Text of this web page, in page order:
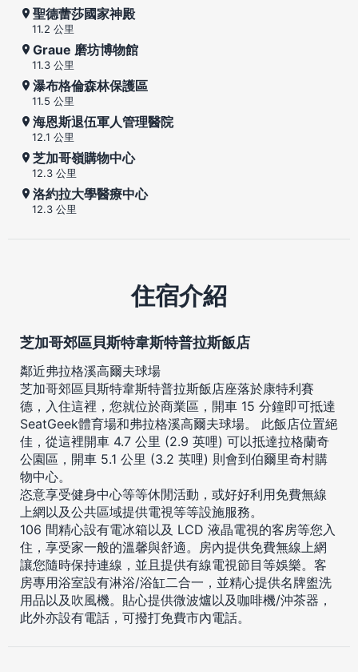
聖德蕾莎國家神殿
11.2 公里
Graue 磨坊博物館
11.3 公里
瀑布格倫森林保護區
11.5 公里
海恩斯退伍軍人管理醫院
12.1 公里
芝加哥嶺購物中心
12.3 公里
洛約拉大學醫療中心
12.3 公里
住宿介紹
芝加哥郊區貝斯特韋斯特普拉斯飯店
鄰近弗拉格溪高爾夫球場
芝加哥郊區貝斯特韋斯特普拉斯飯店座落於康特利賽
德，入住這裡，您就位於商業區，開車 15 分鐘即可抵達
SeatGeek體育場和弗拉格溪高爾夫球場。 此飯店位置絕
佳，從這裡開車 4.7 公里 (2.9 英哩) 可以抵達拉格蘭奇
公園區，開車 5.1 公里 (3.2 英哩) 則會到伯爾里奇村購
物中心。
恣意享受健身中心等等休閒活動，或好好利用免費無線
上網以及公共區域提供電視等等設施服務。
106 間精心設有電冰箱以及 LCD 液晶電視的客房等您入
住，享受家一般的溫馨與舒適。房內提供免費無線上網
讓您隨時保持連線，並且提供有線電視節目等娛樂。客
房專用浴室設有淋浴/浴缸二合一，並精心提供名牌盥洗
用品以及吹風機。貼心提供微波爐以及咖啡機/沖茶器，
此外亦設有電話，可撥打免費市內電話。